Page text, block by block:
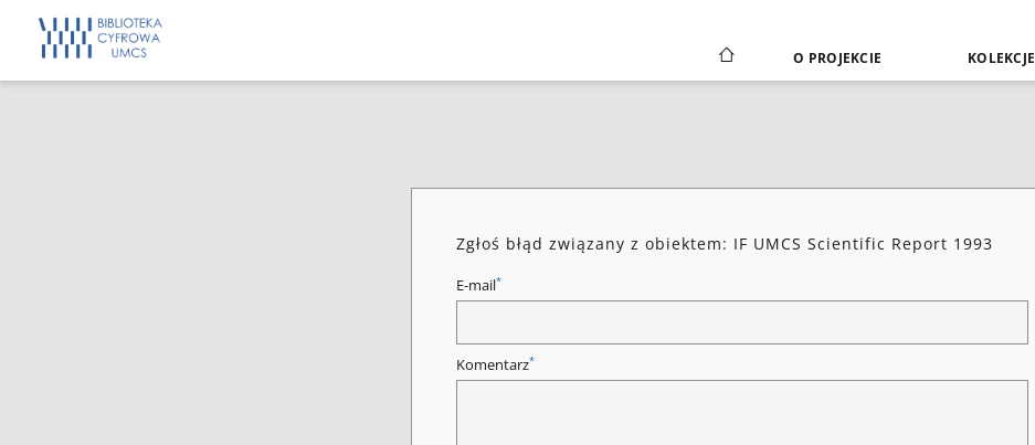
O PROJEKCIE KOLEKCJE
Zgłoś błąd związany z obiektem: IF UMCS Scientific Report 1993
E-mail*
Komentarz*